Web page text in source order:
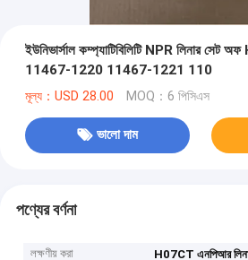
ইউনিভার্সাল কম্প্যাটিবিলিটি NPR লিনার
11467-1220 11467-1221 110
মূল্য：USD 28.00 MOQ：6 পিসিএস
ভালো দাম
পণ্যের বর্ণনা
লক্ষণীয় করা
H07CT এনপিআর